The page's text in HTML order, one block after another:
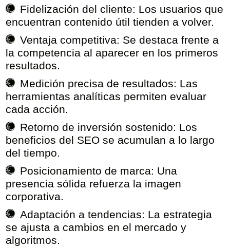
Fidelización del cliente: Los usuarios que
encuentran contenido útil tienden a volver.
Ventaja competitiva: Se destaca frente a
la competencia al aparecer en los primeros
resultados.
Medición precisa de resultados: Las
herramientas analíticas permiten evaluar
cada acción.
Retorno de inversión sostenido: Los
beneficios del SEO se acumulan a lo largo
del tiempo.
Posicionamiento de marca: Una
presencia sólida refuerza la imagen
corporativa.
Adaptación a tendencias: La estrategia
se ajusta a cambios en el mercado y
algoritmos.